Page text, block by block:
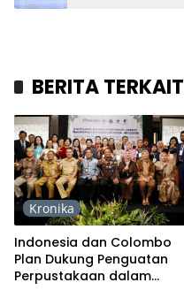
BERITA TERKAIT
Kronika
Indonesia dan Colombo
Plan Dukung Penguatan
Perpustakaan dalam